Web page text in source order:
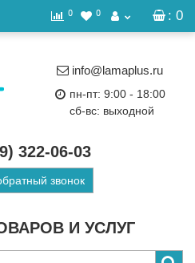
: 0
0 0
И УСЛУГ
info@lamaplus.ru
пн-пт: 9:00 - 18:00
сб-вс: выходной
322-06-03
звонок